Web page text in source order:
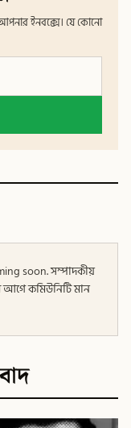
আপনার ইনবক্সে। যে কোনো
soon. সম্পাদকীয়
আগে কমিউনিটি মান